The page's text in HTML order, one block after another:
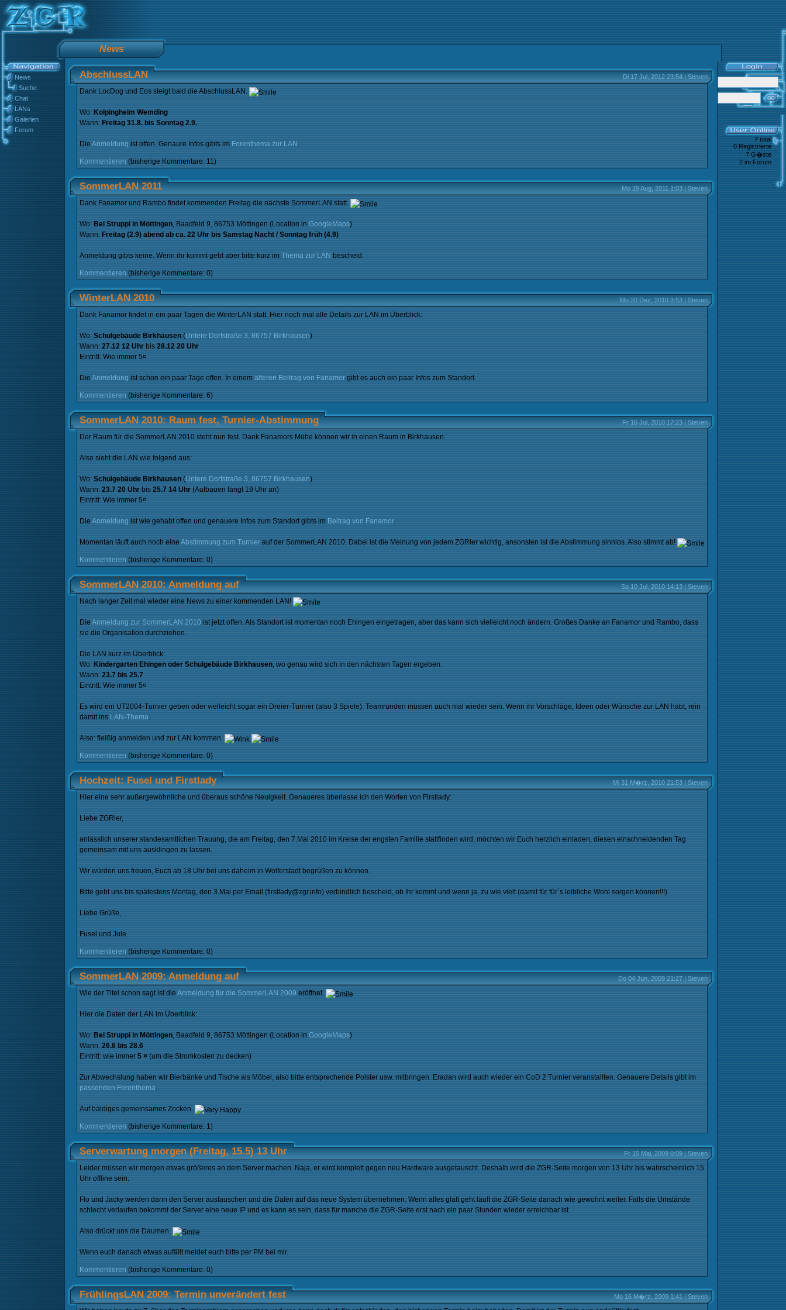
News
News
Suche
Chat
LANs
Galerien
Forum
AbschlussLAN Di 17 Jul, 2012 23:54 | Steven
Dank LocDog und Eos steigt bald die AbschlussLAN.
Wo: Kolpingheim Wemding
Wann: Freitag 31.8. bis Sonntag 2.9.
Die Anmeldung ist offen. Genaure Infos gibts im Forenthema zur LAN .
Kommentieren (bisherige Kommentare: 11)
SommerLAN 2011 Mo 29 Aug, 2011 1:03 | Steven
Dank Fanamor und Rambo findet kommenden Freitag die nächste SommerLAN statt.
Wo: Bei Struppi in Möttingen, Baadfeld 9, 86753 Möttingen (Location in GoogleMaps)
Wann: Freitag (2.9) abend ab ca. 22 Uhr bis Samstag Nacht / Sonntag früh (4.9)
Anmeldung gibts keine. Wenn ihr kommt gebt aber bitte kurz im Thema zur LAN bescheid.
Kommentieren (bisherige Kommentare: 0)
WinterLAN 2010 Mo 20 Dez, 2010 3:53 | Steven
Dank Fanamor findet in ein paar Tagen die WinterLAN statt. Hier noch mal alle Details zur LAN im Überblick:
Wo: Schulgebäude Birkhausen (Untere Dorfstraße 3, 86757 Birkhausen)
Wann: 27.12 12 Uhr bis 28.12 20 Uhr
Eintritt: Wie immer 5¤
Die Anmeldung ist schon ein paar Tage offen. In einem älteren Beitrag von Fanamor gibt es auch ein paar Infos zum Standort.
Kommentieren (bisherige Kommentare: 6)
SommerLAN 2010: Raum fest, Turnier-Abstimmung Fr 16 Jul, 2010 17:23 | Steven
Der Raum für die SommerLAN 2010 steht nun fest. Dank Fanamors Mühe können wir in einen Raum in Birkhausen.
Also sieht die LAN wie folgend aus:
Wo: Schulgebäude Birkhausen (Untere Dorfstraße 3, 86757 Birkhausen)
Wann: 23.7 20 Uhr bis 25.7 14 Uhr (Aufbauen fängt 19 Uhr an)
Eintritt: Wie immer 5¤
Die Anmeldung ist wie gehabt offen und genauere Infos zum Standort gibts im Beitrag von Fanamor.
Momentan läuft auch noch eine Abstimmung zum Turnier auf der SommerLAN 2010. Dabei ist die Meinung von jedem ZGRler wichtig, ansonsten ist die Abstimmung sinnlos. Also stimmt ab!
Kommentieren (bisherige Kommentare: 0)
SommerLAN 2010: Anmeldung auf Sa 10 Jul, 2010 14:13 | Steven
Nach langer Zeit mal wieder eine News zu einer kommenden LAN!
Die Anmeldung zur SommerLAN 2010 ist jetzt offen. Als Standort ist momentan noch Ehingen eingetragen, aber das kann sich vielleicht noch ändern. Großes Danke an Fanamor und Rambo, dass
sie die Organisation durchziehen.
Die LAN kurz im Überblick:
Wo: Kindergarten Ehingen oder Schulgebäude Birkhausen, wo genau wird sich in den nächsten Tagen ergeben.
Wann: 23.7 bis 25.7
Eintritt: Wie immer 5¤
Es wird ein UT2004-Turnier geben oder vielleicht sogar ein Dreier-Turnier (also 3 Spiele). Teamrunden müssen auch mal wieder sein. Wenn ihr Vorschläge, Ideen oder Wünsche zur LAN habt, rein
damit ins LAN-Thema.
Also: fleißig anmelden und zur LAN kommen.
Kommentieren (bisherige Kommentare: 0)
Hochzeit: Fusel und Firstlady Mi 31 M�rz, 2010 21:53 | Steven
Hier eine sehr außergewöhnliche und überaus schöne Neuigkeit. Genaueres überlasse ich den Worten von Firstlady:
Liebe ZGRler,
anlässlich unserer standesamtlichen Trauung, die am Freitag, den 7.Mai 2010 im Kreise der engsten Familie stattfinden wird, möchten wir Euch herzlich einladen, diesen einschneidenden Tag
gemeinsam mit uns ausklingen zu lassen.
Wir würden uns freuen, Euch ab 18 Uhr bei uns daheim in Wolferstadt begrüßen zu können.
Bitte gebt uns bis spätestens Montag, den 3.Mai per Email (firstlady@zgr.info) verbindlich bescheid, ob Ihr kommt und wenn ja, zu wie vielt (damit für für´s leibliche Wohl sorgen können!!!)
Liebe Grüße,
Fusel und Jule
Kommentieren (bisherige Kommentare: 0)
SommerLAN 2009: Anmeldung auf Do 04 Jun, 2009 21:27 | Steven
Wie der Titel schon sagt ist die Anmeldung für die SommerLAN 2009 eröffnet.
Hier die Daten der LAN im Überblick:
Wo: Bei Struppi in Möttingen, Baadfeld 9, 86753 Möttingen (Location in GoogleMaps)
Wann: 26.6 bis 28.6
Eintritt: wie immer 5 ¤ (um die Stromkosten zu decken)
Zur Abwechslung haben wir Bierbänke und Tische als Möbel, also bitte entsprechende Polster usw. mitbringen. Eradan wird auch wieder ein CoD 2 Turnier veranstallten. Genauere Details gibt im
passenden Forenthema.
Auf baldiges gemeinsames Zocken.
Kommentieren (bisherige Kommentare: 1)
Serverwartung morgen (Freitag, 15.5) 13 Uhr Fr 15 Mai, 2009 0:09 | Steven
Leider müssen wir morgen etwas größeres an dem Server machen. Naja, er wird komplett gegen neu Hardware ausgetauscht. Deshalb wird die ZGR-Seite morgen von 13 Uhr bis wahrscheinlich 15
Uhr offline sein.
Flo und Jacky werden dann den Server austauschen und die Daten auf das neue System übernehmen. Wenn alles glatt geht läuft die ZGR-Seite danach wie gewohnt weiter. Falls die Umstände
schlecht verlaufen bekommt der Server eine neue IP und es kann es sein, dass für manche die ZGR-Seite erst nach ein paar Stunden wieder erreichbar ist.
Also drückt uns die Daumen.
Wenn euch danach etwas aufällt meldet euch bitte per PM bei mir.
Kommentieren (bisherige Kommentare: 0)
FrühlingsLAN 2009: Termin unverändert fest Mo 16 M�rz, 2009 1:41 | Steven
7 total
0 Registrierte
7 G�ste
2 im Forum